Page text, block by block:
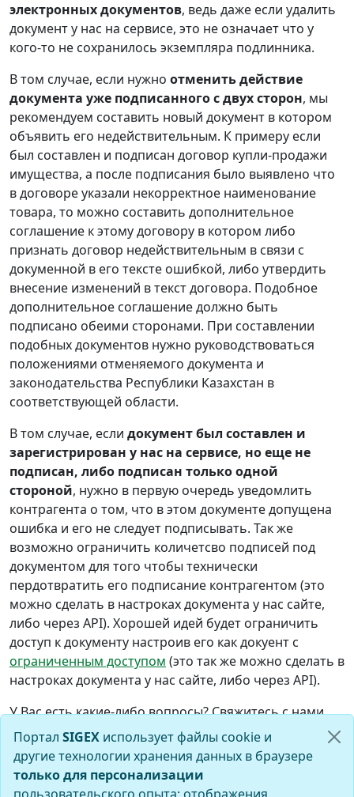
электронных документов, ведь даже если удалить
документ у нас на сервисе, это не означает что у
кого-то не сохранилось экземпляра подлинника.
В том случае, если нужно отменить действие
документа уже подписанного с двух сторон, мы
рекомендуем составить новый документ в котором
объявить его недействительным. К примеру если
был составлен и подписан договор купли-продажи
имущества, а после подписания было выявлено что
в договоре указали некорректное наименование
товара, то можно составить дополнительное
соглашение к этому договору в котором либо
признать договор недействительным в связи с
докуменной в его тексте ошибкой, либо утвердить
внесение изменений в текст договора. Подобное
дополнительное соглашение должно быть
подписано обеими сторонами. При составлении
подобных документов нужно руководствоваться
положениями отменяемого документа и
законодательства Республики Казахстан в
соответствующей области.
В том случае, если документ был составлен и
зарегистрирован у нас на сервисе, но еще не
подписан, либо подписан только одной
стороной, нужно в первую очередь уведомлить
контрагента о том, что в этом документе допущена
ошибка и его не следует подписывать. Так же
возможно ограничить количетсво подписей под
документом для того чтобы технически
пердотвратить его подписание контрагентом (это
можно сделать в настроках документа у нас сайте,
либо через API). Хорошей идей будет ограничить
доступ к документу настроив его как докуент с
ограниченным доступом (это так же можно сделать в
настроках документа у нас сайте, либо через API).
У Вас есть какие-либо вопросы? Свяжитесь с нами,
будем рады помочь! Контактыздесь.
Портал SIGEX использует файлы cookie и
другие технологии хранения данных в браузере
только для персонализации